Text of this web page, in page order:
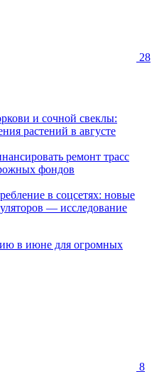
28
и сочной свеклы:
растений в августе
ремонт трасс
фондов
в соцсетях: новые
— исследование
в июне для огромных
8